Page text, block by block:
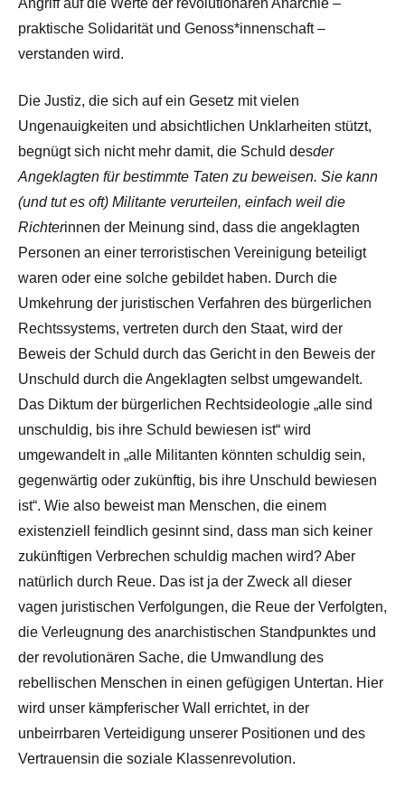
Angriff auf die Werte der revolutionären Anarchie –
praktische Solidarität und Genoss*innenschaft –
verstanden wird.
Die Justiz, die sich auf ein Gesetz mit vielen
Ungenauigkeiten und absichtlichen Unklarheiten stützt,
begnügt sich nicht mehr damit, die Schuld desder
Angeklagten für bestimmte Taten zu beweisen. Sie kann
(und tut es oft) Militante verurteilen, einfach weil die
Richterinnen der Meinung sind, dass die angeklagten
Personen an einer terroristischen Vereinigung beteiligt
waren oder eine solche gebildet haben. Durch die
Umkehrung der juristischen Verfahren des bürgerlichen
Rechtssystems, vertreten durch den Staat, wird der
Beweis der Schuld durch das Gericht in den Beweis der
Unschuld durch die Angeklagten selbst umgewandelt.
Das Diktum der bürgerlichen Rechtsideologie „alle sind
unschuldig, bis ihre Schuld bewiesen ist“ wird
umgewandelt in „alle Militanten könnten schuldig sein,
gegenwärtig oder zukünftig, bis ihre Unschuld bewiesen
ist“. Wie also beweist man Menschen, die einem
existenziell feindlich gesinnt sind, dass man sich keiner
zukünftigen Verbrechen schuldig machen wird? Aber
natürlich durch Reue. Das ist ja der Zweck all dieser
vagen juristischen Verfolgungen, die Reue der Verfolgten,
die Verleugnung des anarchistischen Standpunktes und
der revolutionären Sache, die Umwandlung des
rebellischen Menschen in einen gefügigen Untertan. Hier
wird unser kämpferischer Wall errichtet, in der
unbeirrbaren Verteidigung unserer Positionen und des
Vertrauensin die soziale Klassenrevolution.